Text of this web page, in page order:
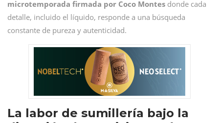
microtemporada firmada por Coco Montes donde cada
detalle, incluido el líquido, responde a una búsqueda
constante de pureza y autenticidad.
La labor de sumillería bajo la